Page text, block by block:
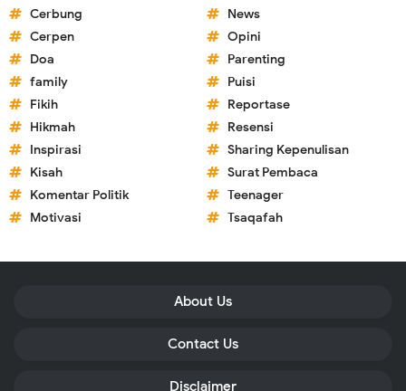
Cerbung
Cerpen
Doa
family
Fikih
Hikmah
Inspirasi
Kisah
Komentar Politik
Motivasi
News
Opini
Parenting
Puisi
Reportase
Resensi
Sharing Kepenulisan
Surat Pembaca
Teenager
Tsaqafah
About Us
Contact Us
Disclaimer